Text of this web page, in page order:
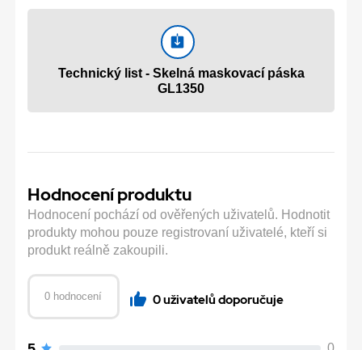
Technický list - Skelná maskovací páska
GL1350
Hodnocení produktu
Hodnocení pochází od ověřených uživatelů. Hodnotit
produkty mohou pouze registrovaní uživatelé, kteří si
produkt reálně zakoupili.
0 hodnocení 0 uživatelů doporučuje